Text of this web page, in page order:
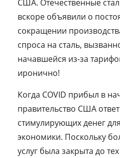
США. Отечественные
вскоре объявили о
сокращении
спроса на сталь,
начавшейся из-за
иронично!
Когда COVID прибыл в
правительство США
стимулирующих денег
экономики. Поскольку
услуг была закрыта до